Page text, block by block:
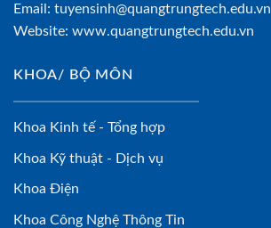
Email: tuyensinh@quangtrungtech.edu.vn
Website: www.quangtrungtech.edu.vn
KHOA/ BỘ MÔN
Khoa Kinh tế - Tổng hợp
Khoa Kỹ thuật - Dịch vụ
Khoa Điện
Khoa Công Nghệ Thông Tin